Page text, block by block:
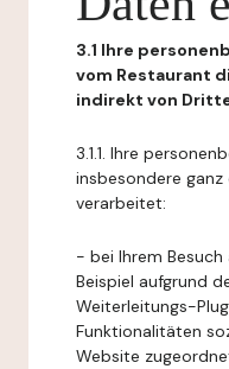
3.1 Ihre
vom Restaurant
indirekt von
3.1.1. Ihre
insbesondere
verarbeitet:
- bei Ihrem
Beispiel aufgrund
Weiterleitungs-
Funktionalitäten
Website